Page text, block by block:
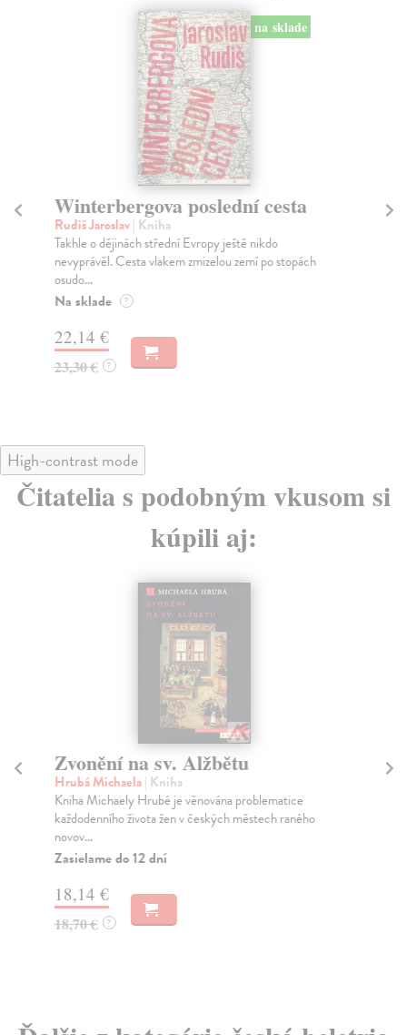
na sklade
Winterbergova poslední cesta
Rudiš Jaroslav| Kniha
Takhle o dějinách střední Evropy ještě nikdo
nevyprávěl. Cesta vlakem zmizelou zemí po stopách
osudo...
Na sklade ?
22,14 €
23,30 € ?
High-contrast mode
Čitatelia s podobným vkusom si
kúpili aj:
Zvonění na sv. Alžbětu
Hrubá Michaela| Kniha
Kniha Michaely Hrubé je věnována problematice
každodenního života žen v českých městech raného
novov...
Zasielame do 12 dní
18,14 €
18,70 € ?